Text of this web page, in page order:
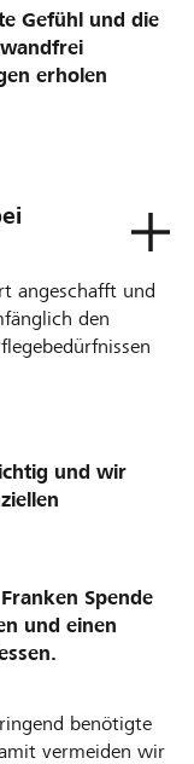
Gefühl und die
erholen
angeschafft und
den
und wir
Spende
und einen
benötigte
vermeiden wir